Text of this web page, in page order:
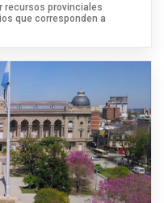
recursos provinciales
que corresponden a